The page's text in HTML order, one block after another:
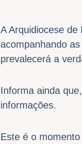
A Arquidiocese
acompanhando
prevalecerá a
Informa ainda
informações.
Este é o